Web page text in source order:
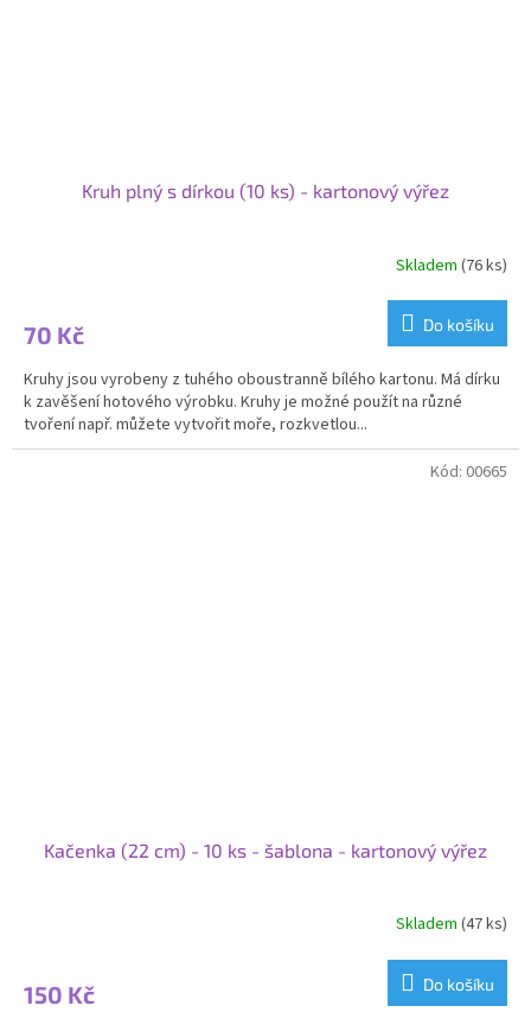
Kruh plný s dírkou (10 ks) - kartonový výřez
Skladem (76 ks)
70 Kč Do košíku
Kruhy jsou vyrobeny z tuhého oboustranně bílého kartonu. Má dírku
k zavěšení hotového výrobku. Kruhy je možné použít na různé
tvoření např. můžete vytvořit moře, rozkvetlou...
Kačenka (22 cm) - 10 ks - šablona - kartonový výřez
Skladem (47 ks)
150 Kč Do košíku
Kód: 00665